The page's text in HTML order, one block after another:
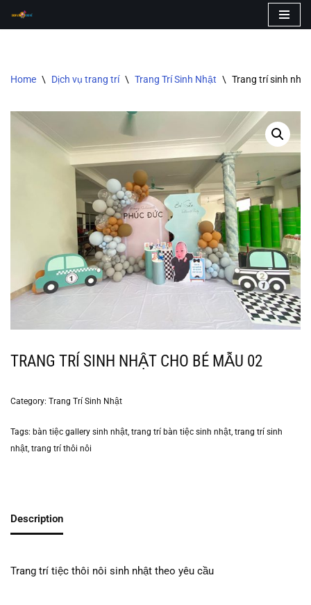
Home \ Dịch vụ trang trí \ Trang Trí Sinh Nhật \ Trang trí sinh
TRANG TRÍ SINH NHẬT CHO BÉ MẪU 02
Category: Trang Trí Sinh Nhật
Tags: bàn tiệc gallery sinh nhật trang trí bàn tiệc sinh nhật trang trí sinh
nhật trang trí thôi nôi
Description
Trang trí tiệc thôi nôi sinh nhật theo yêu cầu